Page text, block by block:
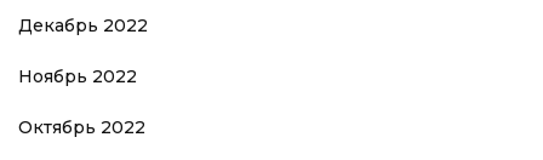
Декабрь 2022
Ноябрь 2022
Октябрь 2022